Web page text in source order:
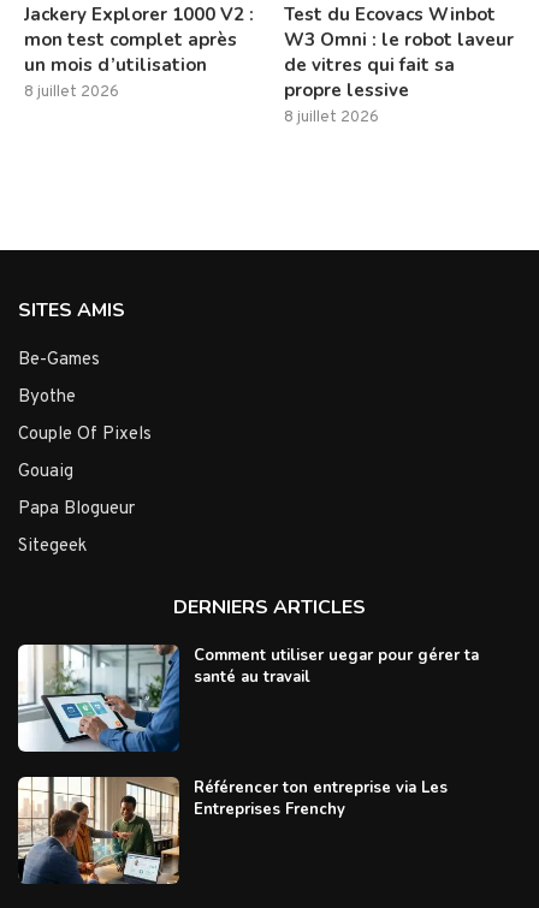
Jackery Explorer 1000 V2 :
mon test complet après
un mois d’utilisation
8 juillet 2026
Test du Ecovacs Winbot
W3 Omni : le robot laveur
de vitres qui fait sa
propre lessive
8 juillet 2026
SITES AMIS
Be-Games
Byothe
Couple Of Pixels
Gouaig
Papa Blogueur
Sitegeek
DERNIERS ARTICLES
Comment utiliser uegar pour gérer ta
santé au travail
Référencer ton entreprise via Les
Entreprises Frenchy